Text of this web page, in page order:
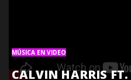
MÚSICA EN VIDEO
CALVIN HARRIS